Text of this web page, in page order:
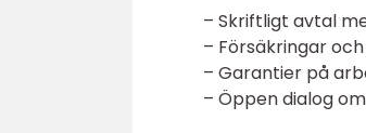
– Skriftligt avtal
– Försäkringar
– Garantier på
– Öppen dialog